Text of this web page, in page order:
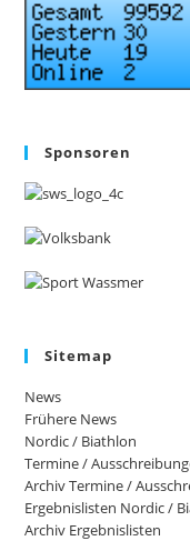
Sponsoren
Sitemap
News
Frühere News
Nordic / Biathlon
Termine /
Archiv Termine /
Ergebnislisten Nordic /
Archiv Ergebnislisten